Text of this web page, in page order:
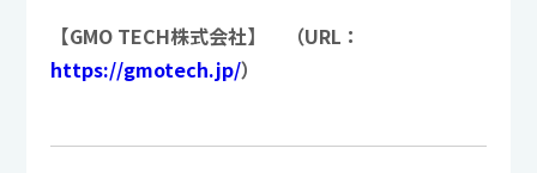
【GMO TECH株式会社】 （URL：
https://gmotech.jp/）